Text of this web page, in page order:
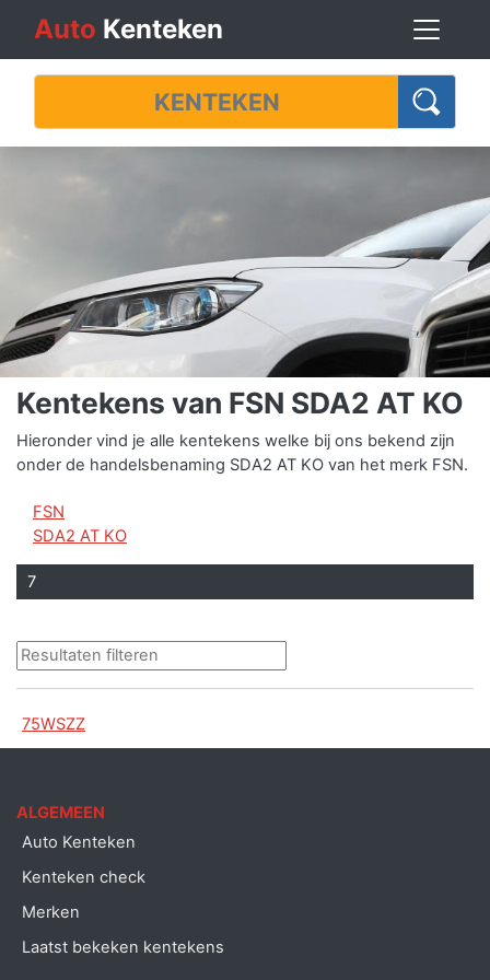
Auto Kenteken
Kentekens van FSN SDA2 AT KO
Hieronder vind je alle kentekens welke bij ons bekend zijn
onder de handelsbenaming SDA2 AT KO van het merk FSN.
FSN
SDA2 AT KO
7
75WSZZ
ALGEMEEN
Auto Kenteken
Kenteken check
Merken
Laatst bekeken kentekens